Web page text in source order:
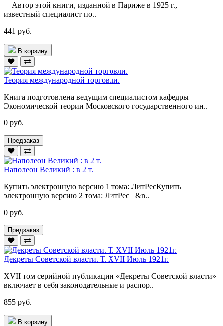
Автор этой книги, изданной в Париже в 1925 г., —
известный специалист по..
441 руб.
В корзину
Теория международной торговли.
Книга подготовлена ведущим специалистом кафедры
Экономической теории Московского государственного ин..
0 руб.
Предзаказ
Наполеон Великий : в 2 т.
Купить электронную версию 1 тома: ЛитРесКупить
электронную версию 2 тома: ЛитРес &n..
0 руб.
Предзаказ
Декреты Советской власти. Т. XVII Июль 1921г.
XVII том серийной публикации «Декреты Советской власти»
включает в себя законодательные и распор..
855 руб.
В корзину